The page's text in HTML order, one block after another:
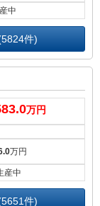
中
件)
万円
万円
産中
件)